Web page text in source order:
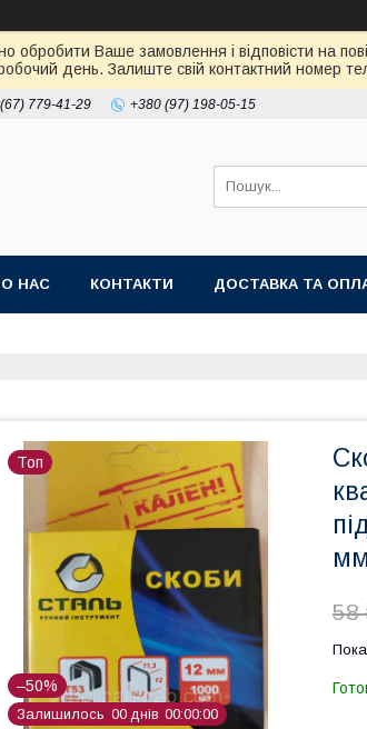
Ваше замовлення і відповісти на
день. Залиште свій контактний номер
779-41-29 +380 (97) 198-05-15
НАС КОНТАКТИ ДОСТАВКА ТА
Топ
–50%
Залишилось 00 днів 00 00 00
58